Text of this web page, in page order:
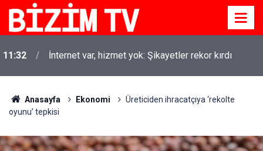
11:32 İnternet var, hizmet yok: Şikayetler rekor kırdı
Anasayfa Ekonomi
Üreticiden ihracatçıya ‘rekolte
oyunu’ tepkisi